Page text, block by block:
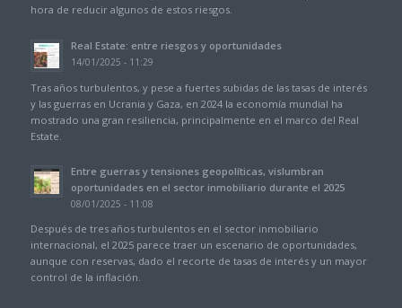
hora de reducir algunos de estos riesgos.
Real Estate: entre riesgos y oportunidades
14/01/2025 - 11:29
Tras años turbulentos, y pese a fuertes subidas de las tasas de interés
y las guerras en Ucrania y Gaza, en 2024 la economía mundial ha
mostrado una gran resiliencia, principalmente en el marco del Real
Estate.
Entre guerras y tensiones geopolíticas, vislumbran
oportunidades en el sector inmobiliario durante el 2025
08/01/2025 - 11:08
Después de tres años turbulentos en el sector inmobiliario
internacional, el 2025 parece traer un escenario de oportunidades,
aunque con reservas, dado el recorte de tasas de interés y un mayor
control de la inflación.